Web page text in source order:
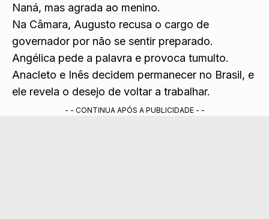
Naná, mas agrada ao menino.
Na Câmara, Augusto recusa o cargo de
governador por não se sentir preparado.
Angélica pede a palavra e provoca tumulto.
Anacleto e Inês decidem permanecer no Brasil, e
ele revela o desejo de voltar a trabalhar.
- - CONTINUA APÓS A PUBLICIDADE - -